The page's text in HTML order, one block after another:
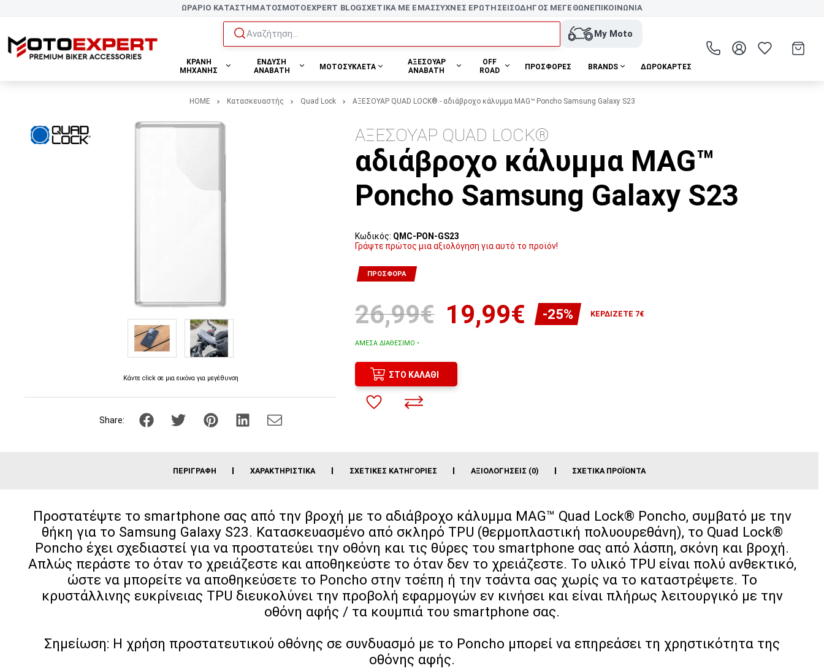
ΩΡΑΡΙΟ ΚΑΤΑΣΤΗΜΑΤΟΣMOTOEXPERT BLOGΣΧΕΤΙΚΑ ΜΕ ΕΜΑΣΣΥΧΝΕΣ ΕΡΩΤΗΣΕΙΣΟΔΗΓΟΣ ΜΕΓΕΘΩΝΕΠΙΚΟΙΝΩΝΙΑ
Αναζήτηση... My Moto
ΚΡΑΝΗ
ΜΗΧΑΝΗΣ
ΕΝΔΥΣΗ
ΑΝΑΒΑΤΗ
ΜΟΤΟΣΥΚΛΕΤΑ
ΑΞΕΣΟΥΑΡ
ΑΝΑΒΑΤΗ
OFF
ROAD
ΠΡΟΣΦΟΡΕΣ BRANDS ΔΩΡΟΚΆΡΤΕΣ
HOME Κατασκευαστής Quad Lock ΑΞΕΣΟΥΑΡ QUAD LOCK® - αδιάβροχο κάλυμμα MAG™ Poncho Samsung Galaxy S23
Κάντε click σε μια εικόνα για μεγέθυνση
Share:
ΑΞΕΣΟΥΑΡ QUAD LOCK®
αδιάβροχο κάλυμμα MAG™
Poncho Samsung Galaxy S23
Κωδικός: QMC-PON-GS23
Γράψτε πρώτος μια αξιολόγηση για αυτό το προϊόν!
ΠΡΟΣΦΟΡΆ
26,99€ 19,99€ -25% ΚΕΡΔΊΖΕΤΕ 7€
ΆΜΕΣΑ ΔΙΑΘΈΣΙΜΟ •
ΣΤΟ ΚΑΛΆΘΙ
ΠΕΡΙΓΡΑΦΉ ΧΑΡΑΚΤΗΡΙΣΤΙΚΆ ΣΧΕΤΙΚΈΣ ΚΑΤΗΓΟΡΊΕΣ ΑΞΙΟΛΟΓΉΣΕΙΣ (0) ΣΧΕΤΙΚΆ ΠΡΟΪΌΝΤΑ
Προστατέψτε το smartphone σας από την βροχή με το αδιάβροχο κάλυμμα MAG™ Quad Lock® Poncho, συμβατό με την
θήκη για το Samsung Galaxy S23. Κατασκευασμένο από σκληρό TPU (θερμοπλαστική πολυουρεθάνη), το Quad Lock®
Poncho έχει σχεδιαστεί για να προστατεύει την οθόνη και τις θύρες του smartphone σας από λάσπη, σκόνη και βροχή.
Απλώς περάστε το όταν το χρειάζεστε και αποθηκεύστε το όταν δεν το χρειάζεστε. Το υλικό TPU είναι πολύ ανθεκτικό,
ώστε να μπορείτε να αποθηκεύσετε το Poncho στην τσέπη ή την τσάντα σας χωρίς να το καταστρέψετε. Το
κρυστάλλινης ευκρίνειας TPU διευκολύνει την προβολή εφαρμογών εν κινήσει και είναι πλήρως λειτουργικό με την
οθόνη αφής / τα κουμπιά του smartphone σας.
Σημείωση: Η χρήση προστατευτικού οθόνης σε συνδυασμό με το Poncho μπορεί να επηρεάσει τη χρηστικότητα της
οθόνης αφής.